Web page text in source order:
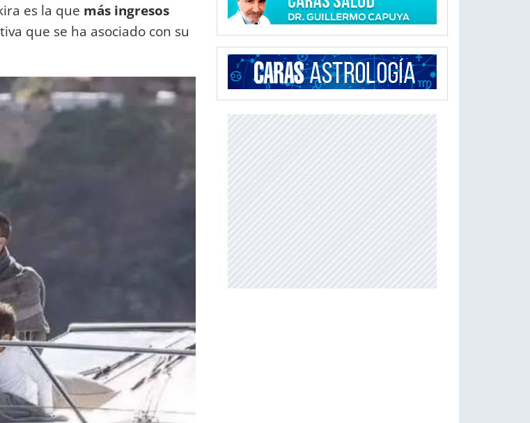
es la que más ingresos
que se ha asociado con su